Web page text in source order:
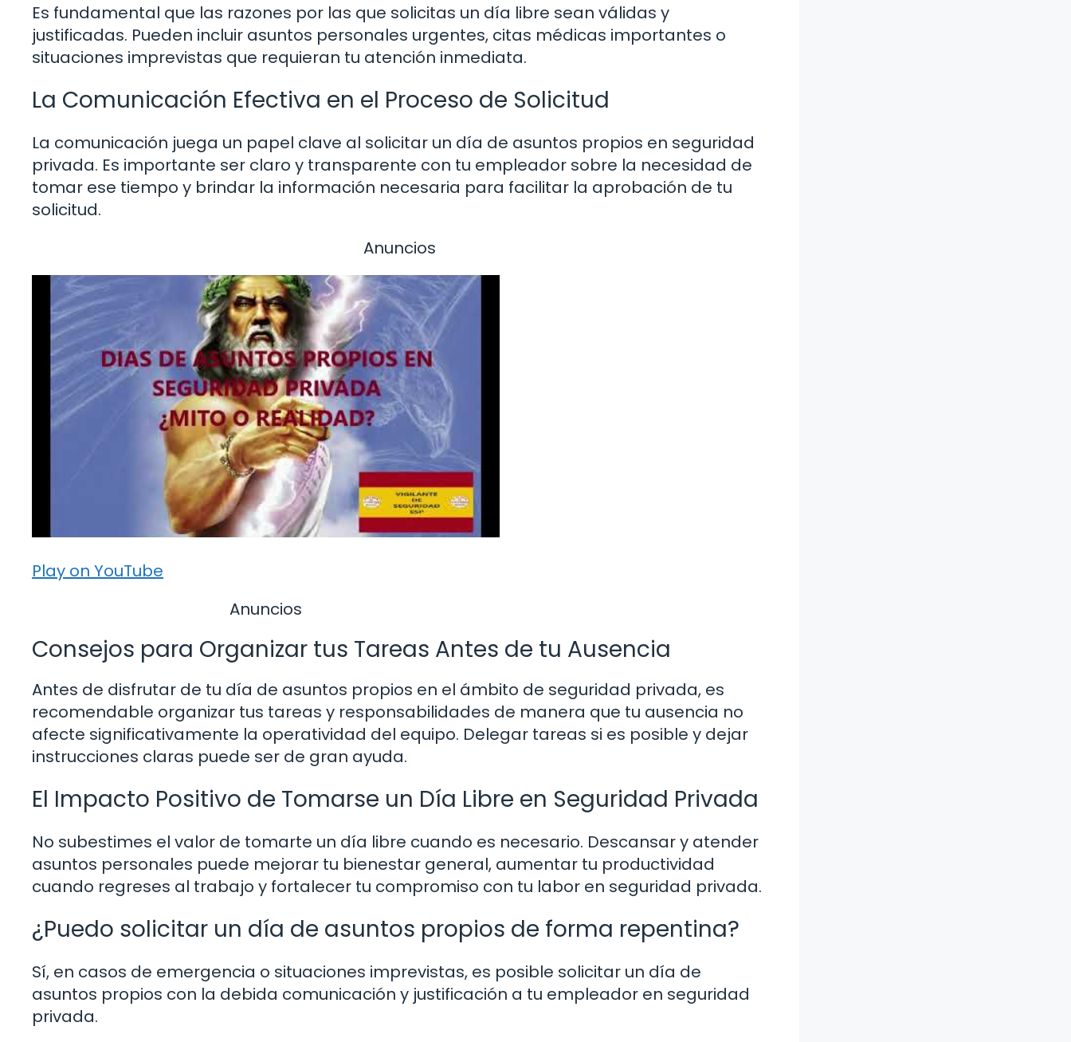
Es fundamental que las razones por las que solicitas un día libre sean válidas y
justificadas. Pueden incluir asuntos personales urgentes, citas médicas importantes o
situaciones imprevistas que requieran tu atención inmediata.
La Comunicación Efectiva en el Proceso de Solicitud
La comunicación juega un papel clave al solicitar un día de asuntos propios en seguridad
privada. Es importante ser claro y transparente con tu empleador sobre la necesidad de
tomar ese tiempo y brindar la información necesaria para facilitar la aprobación de tu
solicitud.
Anuncios
Play on YouTube
Anuncios
Consejos para Organizar tus Tareas Antes de tu Ausencia
Antes de disfrutar de tu día de asuntos propios en el ámbito de seguridad privada, es
recomendable organizar tus tareas y responsabilidades de manera que tu ausencia no
afecte significativamente la operatividad del equipo. Delegar tareas si es posible y dejar
instrucciones claras puede ser de gran ayuda.
El Impacto Positivo de Tomarse un Día Libre en Seguridad Privada
No subestimes el valor de tomarte un día libre cuando es necesario. Descansar y atender
asuntos personales puede mejorar tu bienestar general, aumentar tu productividad
cuando regreses al trabajo y fortalecer tu compromiso con tu labor en seguridad privada.
¿Puedo solicitar un día de asuntos propios de forma repentina?
Sí, en casos de emergencia o situaciones imprevistas, es posible solicitar un día de
asuntos propios con la debida comunicación y justificación a tu empleador en seguridad
privada.